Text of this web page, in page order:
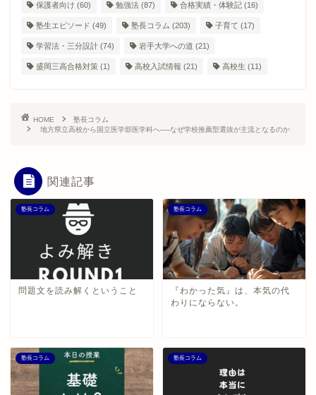
保護者向け (60) 勉強法 (87) 合格実績・体験記 (16)
塾生エピソード (49) 塾長コラム (203) 子育て (17)
学習法・三分設計 (74) 岩手大学への道 (21)
盛岡三高合格対策 (1) 高校入試情報 (21) 高校生 (11)
HOME
塾長コラム
地方県立高校から国立医学部医学科へ──なぜ学校推薦型選抜が主流となるのか
関連記事
塾長コラム
問題文を読み解くということ
塾長コラム
『わかった気』は、本気の代
わりにならない。
塾長コラム 塾長コラム